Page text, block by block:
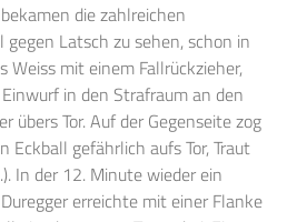
die zahlreichen
gegen Latsch zu sehen, schon in
Weiss mit einem Fallrückzieher,
in den Strafraum an den
übers Tor. Auf der Gegenseite zog
Eckball gefährlich aufs Tor, Traut
In der 12. Minute wieder ein
erreichte mit einer Flanke